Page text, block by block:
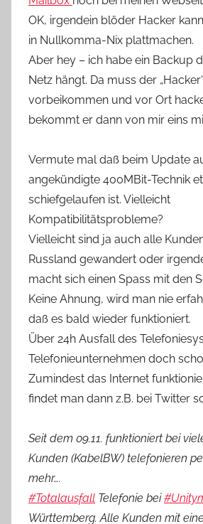
OK, irgendein blöder Hacker
in Nullkomma-Nix plattmachen.
Aber hey – ich habe ein Backup
Netz hängt. Da muss der
vorbeikommen und vor Ort
bekommt er dann von mir eins
Vermute mal daß beim Update
angekündigte 400MBit-Technik
schiefgelaufen ist. Vielleicht
Kompatibilitätsprobleme?
Vielleicht sind ja auch alle
Russland gewandert oder
macht sich einen Spass mit den
Keine Ahnung, wird man nie
daß es bald wieder funktioniert.
Über 24h Ausfall des
Telefonieunternehmen doch
Zumindest das Internet
findet man dann z.B. bei Twitter
Seit dem 09.11. funktioniert bei
Kunden (KabelBW) telefonieren
mehr….
#Totalausfall Telefonie bei#
Württemberg. Alle Kunden mit